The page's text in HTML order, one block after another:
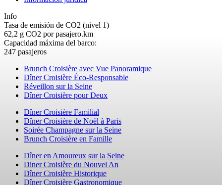
Info
Tasa de emisión de CO2 (nivel 1)
62,2 g CO2 por pasajero.km
Capacidad máxima del barco:
247 pasajeros
Brunch Croisière avec Vue Panoramique
Dîner Croisière Éco-Responsable
Réveillon sur la Seine
Dîner Croisière pour Deux
Dîner Croisière Familial
Dîner Croisière de Noël à Paris
Soirée Champagne sur la Seine
Brunch Croisière en Famille
Dîner en Amoureux sur la Seine
Diner Croisière du Nouvel An
Dîner Croisière Historique
Dîner Croisière Gastronomique